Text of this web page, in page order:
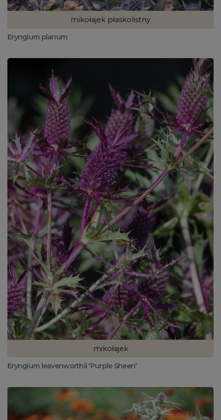
mikołajek płaskolistny
Eryngium planum
mikołajek
Eryngium leavenworthii 'Purple Sheen'